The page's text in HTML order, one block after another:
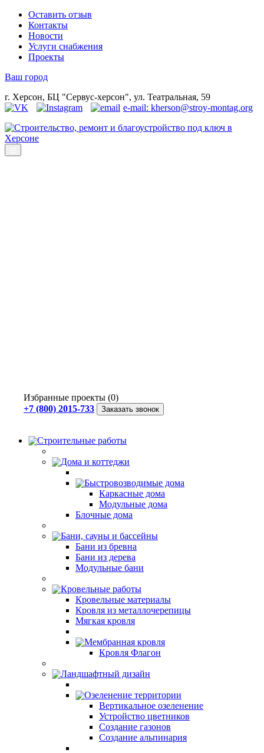
Оставить отзыв
Контакты
Новости
Услуги снабжения
Проекты
Ваш город
г. Херсон, БЦ "Сервус-херсон", ул. Театральная, 59
e-mail: kherson@stroy-montag.org
Строительство, ремонт и благоустройство под ключ в Херсоне
Строительство, ремонт и благоустройство под ключ в Москве
Избранные проекты (0)
+7 (800) 2015-733
Заказать звонок
Строительные работы
Дома и коттеджи
Быстровозводимые дома
Каркасные дома
Модульные дома
Блочные дома
Бани, сауны и бассейны
Бани из бревна
Бани из дерева
Модульные бани
Кровельные работы
Кровельные материалы
Кровля из металлочерепицы
Мягкая кровля
Мембранная кровля
Кровля Флагон
Ландшафтный дизайн
Озеленение территории
Вертикальное озеленение
Устройство цветников
Создание газонов
Создание альпинария